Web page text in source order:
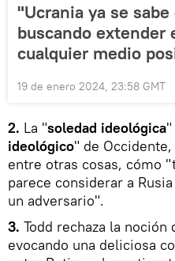
"Ucrania ya se
buscando extender
cualquier medio
19 de enero 2024, 23:58 GMT
2. La "soledad ideológica
ideológico" de
entre otras cosas, cómo
parece considerar a
un adversario".
3. Todd rechaza la noción
evocando una deliciosa